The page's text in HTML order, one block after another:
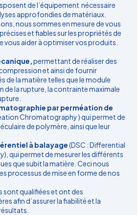
de l’équipement nécessaire
approfondies de matériaux.
nous sommes en mesure de vous
et fiables sur les propriétés de
vous aider à optimiser vos produits.
permettant de réaliser des
et ainsi de fournir
de la matière telles que le module
de la rupture, la contrainte maximale
par perméation de
Chromatography ) qui permet de
de polymère, ainsi que leur
à balayage(DSC : Differential
qui permet de mesurer les différents
que subit la matière. Ceci nous
processus de mise en forme de nos
sont qualifiées et ont des
afin d’assurer la fiabilité et la